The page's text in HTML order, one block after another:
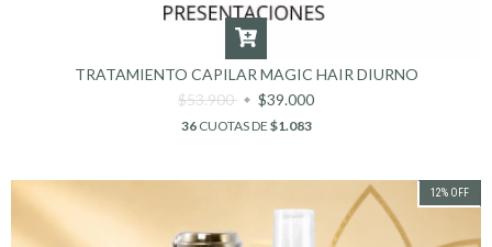
TRATAMIENTO CAPILAR MAGIC HAIR DIURNO
$53.900
$39.000
36CUOTAS DE $1.083
12% OFF